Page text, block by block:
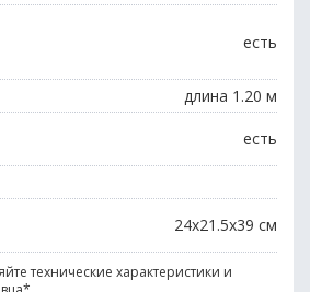
есть
длина 1.20 м
есть
24x21.5x39 см
технические характеристики и